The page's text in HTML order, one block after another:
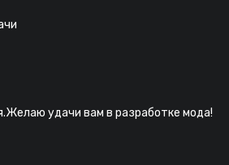
удачи вам в разработке мода!